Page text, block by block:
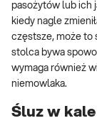
pasożytów lub ich
kiedy nagle
częstsze, może to
stolca bywa
wymaga również
niemowlaka.
Śluz w